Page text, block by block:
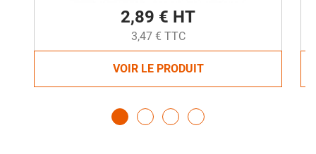
2,89 € HT
3,47 € TTC
VOIR LE PRODUIT